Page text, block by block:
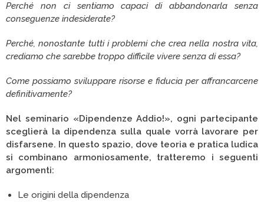
Perché non ci sentiamo capaci di abbandonarla senza
conseguenze indesiderate?
Perché, nonostante tutti i problemi che crea nella nostra vita,
crediamo che sarebbe troppo difficile vivere senza di essa?
Come possiamo sviluppare risorse e fiducia per affrancarcene
definitivamente?
Nel seminario «Dipendenze Addio!», ogni partecipante
sceglierà la dipendenza sulla quale vorrà lavorare per
disfarsene. In questo spazio, dove teoria e pratica ludica
si combinano armoniosamente, tratteremo i seguenti
argomenti:
Le origini della dipendenza